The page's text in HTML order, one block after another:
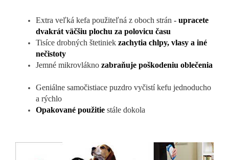
Extra veľká kefa použiteľná z oboch strán - upracete
dvakrát väčšiu plochu za polovicu času
Tisíce drobných štetiniek zachytia chlpy, vlasy a iné
nečistoty
Jemné mikrovlákno zabraňuje poškodeniu oblečenia
Geniálne samočistiace puzdro vyčistí kefu jednoducho
a rýchlo
Opakované použitie stále dokola